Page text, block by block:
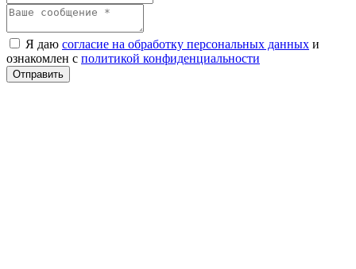
Я даю согласие на обработку персональных данных и
ознакомлен с политикой конфиденциальности